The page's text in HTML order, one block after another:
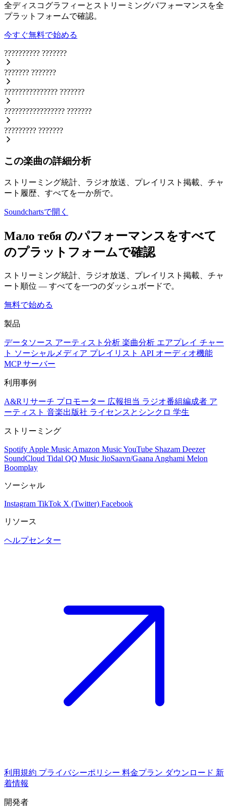
全ディスコグラフィーとストリーミングパフォーマンスを全
プラットフォームで確認。
今すぐ無料で始める
?????????? ???????
??????? ???????
??????????????? ???????
????????????????? ???????
????????? ???????
この楽曲の詳細分析
ストリーミング統計、ラジオ放送、プレイリスト掲載、チャ
ート履歴、すべてを一か所で。
Soundchartsで開く
Мало тебя のパフォーマンスをすべて
のプラットフォームで確認
ストリーミング統計、ラジオ放送、プレイリスト掲載、チャ
ート順位 — すべてを一つのダッシュボードで。
無料で始める
製品
データソース アーティスト分析 楽曲分析 エアプレイ チャー
ト ソーシャルメディア プレイリスト API オーディオ機能
MCP サーバー
利用事例
A&Rリサーチ プロモーター 広報担当 ラジオ番組編成者 ア
ーティスト 音楽出版社 ライセンスとシンクロ 学生
ストリーミング
Spotify Apple Music Amazon MusicYouTube Shazam Deezer
SoundCloud Tidal QQ Music JioSaavn/Gaana Anghami Melon
Boomplay
ソーシャル
Instagram TikTok X (Twitter) Facebook
リソース
ヘルプセンター
利用規約 プライバシーポリシー 料金プラン ダウンロード 新
着情報
開発者